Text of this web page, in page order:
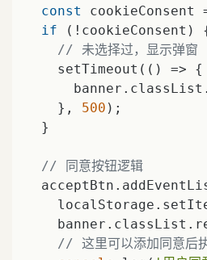
const
if (!cookieConsent)
// 未选择过，显示弹窗
    setTimeout(
() => {
    },
500 );
  }
// 同意按钮逻辑
// 这里可以添加同意后